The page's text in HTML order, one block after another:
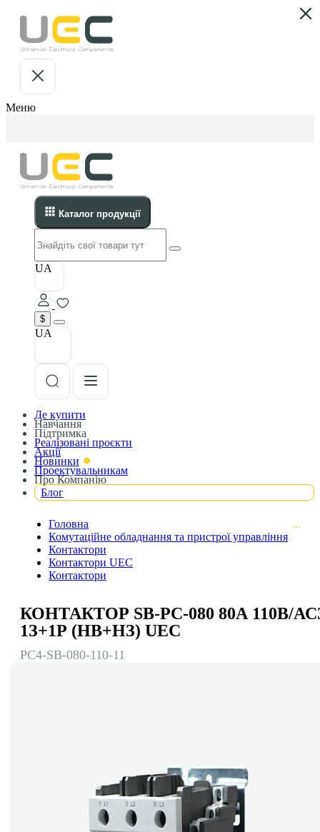
Меню
Каталог продукції
UA
$
UA
Де купити
Навчання
Підтримка
Реалізовані проєкти
Акції
Новинки
Проектувальникам
Про Компанію
Блог
Головна
Комутаційне обладнання та пристрої управління
Контактори
Контактори UEC
Контактори
КОНТАКТОР SB-РC-080 80А 110В/
1З+1Р (НВ+НЗ) UEC
PC4-SB-080-110-11